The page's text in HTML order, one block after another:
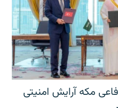
مکه آرایش امنیتی